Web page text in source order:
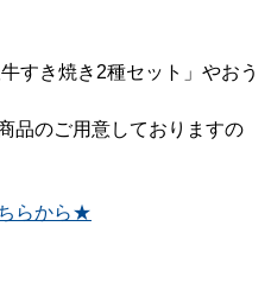
すき焼き2種セット」やおう
品のご用意しておりますの
らから★